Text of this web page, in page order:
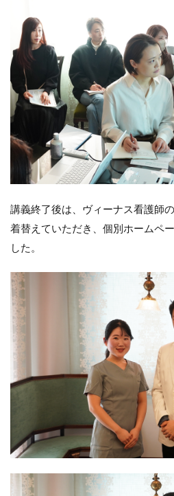
講義終了後は、ヴィーナス看護師
着替えていただき、個別ホームペ
した。